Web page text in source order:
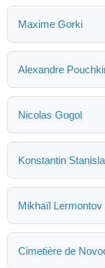
Maxime Gorki
Alexandre
Nicolas Gogol
Konstantin
Mikhaïl Lermontov
Cimetière de